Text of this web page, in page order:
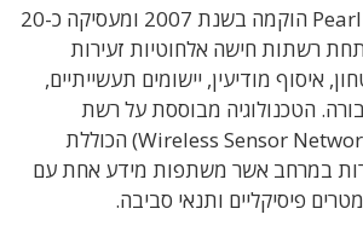
חברת Pearl of Wisdom הוקמה בשנת 2007 ומעסיקה כ-20
רשתות חישה אלחוטיות זעירות
איסוף מודיעין, יישומים תעשייתיים,
הטכנולוגיה מבוססת על רשת
חיישנים אלחוטית (Wireless Sensor Network) הכוללת
במרחב אשר משתפות מידע אחת עם
פיסיקליים ותנאי סביבה.